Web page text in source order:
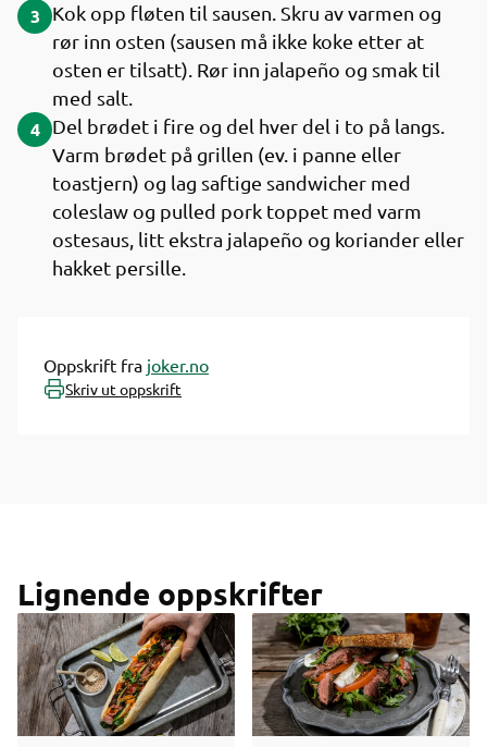
3
Kok opp fløten til sausen. Skru av varmen og
rør inn osten (sausen må ikke koke etter at
osten er tilsatt). Rør inn jalapeño og smak til
med salt.
4 Del brødet i fire og del hver del i to på langs.
Varm brødet på grillen (ev. i panne eller
toastjern) og lag saftige sandwicher med
coleslaw og pulled pork toppet med varm
ostesaus, litt ekstra jalapeño og koriander eller
hakket persille.
Oppskrift fra joker.no
Skriv ut oppskrift
Lignende oppskrifter